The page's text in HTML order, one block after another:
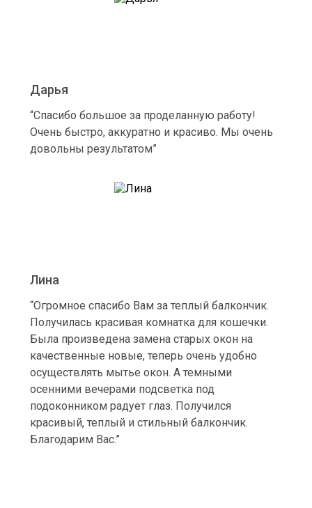
Дарья
“Спасибо большое за проделанную работу!
Очень быстро, аккуратно и красиво. Мы очень
довольны результатом”
Лина
“Огромное спасибо Вам за теплый балкончик.
Получилась красивая комнатка для кошечки.
Была произведена замена старых окон на
качественные новые, теперь очень удобно
осуществлять мытье окон. А темными
осенними вечерами подсветка под
подоконником радует глаз. Получился
красивый, теплый и стильный балкончик.
Благодарим Вас.”